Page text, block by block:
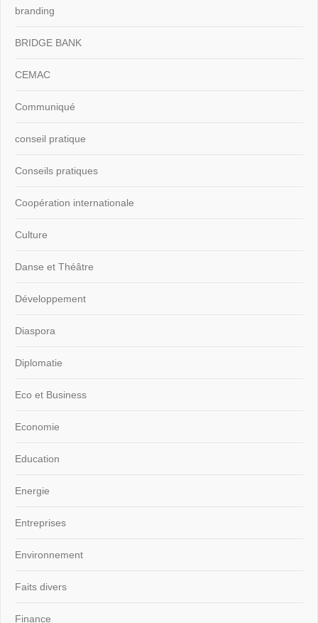
branding
BRIDGE BANK
CEMAC
Communiqué
conseil pratique
Conseils pratiques
Coopération internationale
Culture
Danse et Théâtre
Développement
Diaspora
Diplomatie
Eco et Business
Economie
Education
Energie
Entreprises
Environnement
Faits divers
Finance